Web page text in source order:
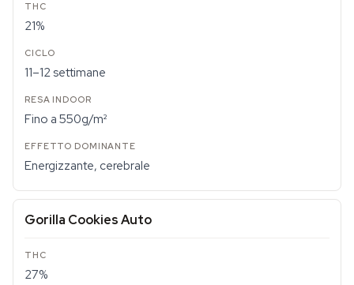
21%
11–12 settimane
Fino a 550g/m²
Energizzante, cerebrale
Gorilla Cookies Auto
27%